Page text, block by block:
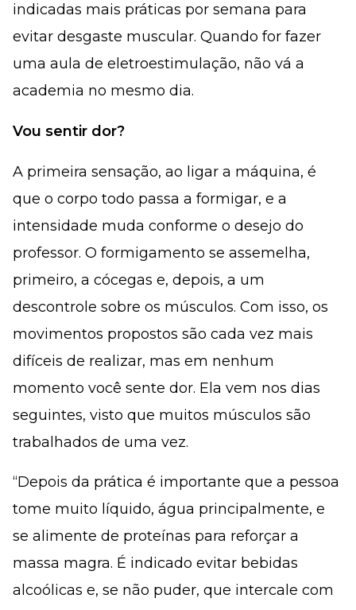
indicadas mais práticas por semana para
evitar desgaste muscular. Quando for fazer
uma aula de eletroestimulação, não vá a
academia no mesmo dia.
Vou sentir dor?
A primeira sensação, ao ligar a máquina, é
que o corpo todo passa a formigar, e a
intensidade muda conforme o desejo do
professor. O formigamento se assemelha,
primeiro, a cócegas e, depois, a um
descontrole sobre os músculos. Com isso, os
movimentos propostos são cada vez mais
difíceis de realizar, mas em nenhum
momento você sente dor. Ela vem nos dias
seguintes, visto que muitos músculos são
trabalhados de uma vez.
“Depois da prática é importante que a pessoa
tome muito líquido, água principalmente, e
se alimente de proteínas para reforçar a
massa magra. É indicado evitar bebidas
alcoólicas e, se não puder, que intercale com